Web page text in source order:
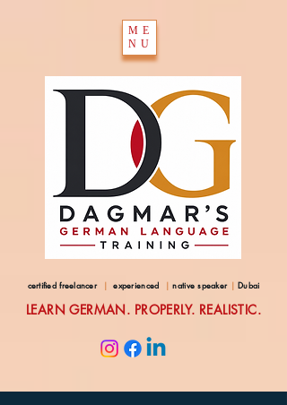
ME
NU
certified freelancer | experienced | native speaker | Dubai
LEARN GERMAN. PROPERLY. REALISTIC.